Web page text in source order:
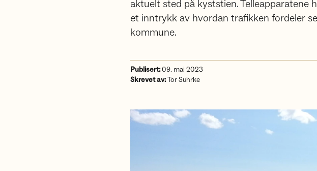
aktuelt sted på kyststien.
et inntrykk av hvordan trafikken fordeler
kommune.
Publisert:09. mai 2023
Skrevet av:Tor Suhrke